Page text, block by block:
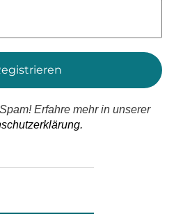
Erfahre mehr in unserer